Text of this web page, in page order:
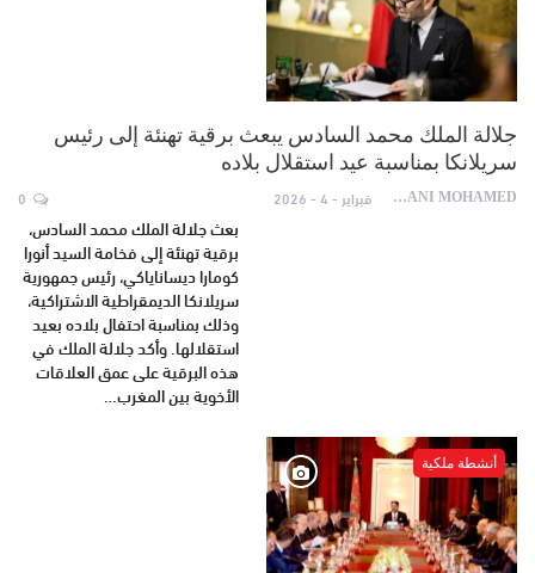
جلالة الملك محمد السادس يبعث برقية تهنئة إلى رئيس
سريلانكا بمناسبة عيد استقلال بلاده
AYDANI MOHAMED فبراير - 4 - 2026
بعث جلالة الملك محمد السادس،
برقية تهنئة إلى فخامة السيد أنورا
كومارا ديساناياكي، رئيس جمهورية
سريلانكا الديمقراطية الاشتراكية،
وذلك بمناسبة احتفال بلاده بعيد
استقلالها. وأكد جلالة الملك في
هذه البرقية على عمق العلاقات
الأخوية بين المغرب…
أنشطة ملكية